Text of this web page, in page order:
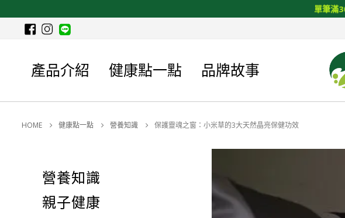
單筆滿30
產品介紹 健康點一點 品牌故事
HOME 健康點一點 營養知識 保護靈魂之窗：小米草的3大天然晶亮保健功效
營養知識
親子健康